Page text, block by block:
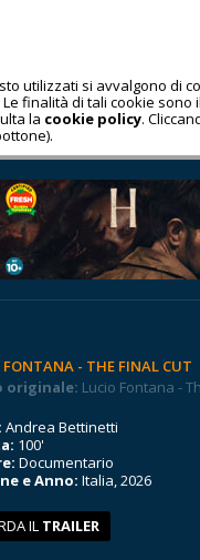
utilizzati si avvalgono di
finalità di tali cookie
la cookie policy.
FONTANA - THE FINAL CUT
originale: Lucio Fontana -
Andrea Bettinetti
100'
Documentario
e Anno: Italia, 2026
IL TRAILER